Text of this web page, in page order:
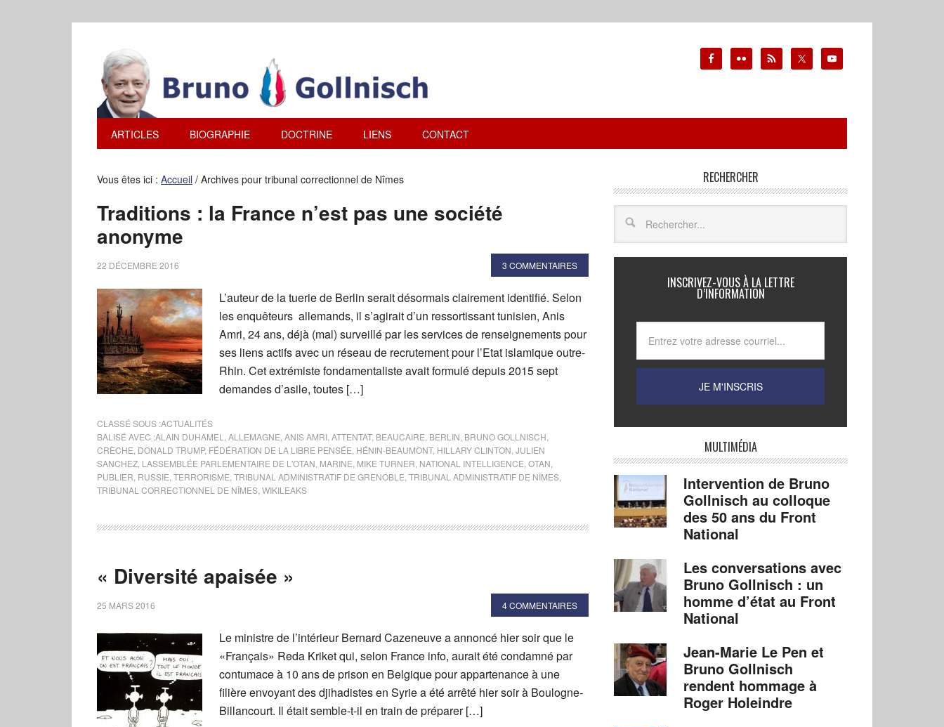
ARTICLES BIOGRAPHIE DOCTRINE LIENS CONTACT
Vous êtes ici : Accueil / Archives pour tribunal correctionnel de Nîmes
Traditions : la France n’est pas une société
anonyme
22 DÉCEMBRE 2016 3 COMMENTAIRES
L’auteur de la tuerie de Berlin serait désormais clairement identifié. Selon
les enquêteurs allemands, il s’agirait d’un ressortissant tunisien, Anis
Amri, 24 ans, déjà (mal) surveillé par les services de renseignements pour
ses liens actifs avec un réseau de recrutement pour l’Etat islamique outre-
Rhin. Cet extrémiste fondamentaliste avait formulé depuis 2015 sept
demandes d’asile, toutes […]
CLASSÉ SOUS :ACTUALITÉS
BALISÉ AVEC :ALAIN DUHAMEL ALLEMAGNE ANIS AMRI ATTENTAT, BEAUCAIRE BERLIN BRUNO GOLLNISCH
CRÈCHE DONALD TRUMP, FÉDÉRATION DE LA LIBRE PENSÉE HÉNIN-BEAUMONT, HILLARY CLINTON JULIEN
SANCHEZ LASSEMBLÉE PARLEMENTAIRE DE L'OTAN MARINE MIKE TURNER NATIONAL INTELLIGENCE OTAN
PUBLIER RUSSIE TERRORISME TRIBUNAL ADMINISTRATIF DE GRENOBLE TRIBUNAL ADMINISTRATIF DE NÎMES
TRIBUNAL CORRECTIONNEL DE NÎMES WIKILEAKS
« Diversité apaisée »
25 MARS 2016 4 COMMENTAIRES
Le ministre de l’intérieur Bernard Cazeneuve a annoncé hier soir que le
«Français» Reda Kriket qui, selon France info, aurait été condamné par
contumace à 10 ans de prison en Belgique pour appartenance à une
filière envoyant des djihadistes en Syrie a été arrêté hier soir à Boulogne-
Billancourt. Il était semble-t-il en train de préparer […]
RECHERCHER
INSCRIVEZ-VOUS À LA LETTRE
D’INFORMATION
MULTIMÉDIA
Intervention de Bruno
Gollnisch au colloque
des 50 ans du Front
National
Les conversations avec
Bruno Gollnisch : un
homme d’état au Front
National
Jean-Marie Le Pen et
Bruno Gollnisch
rendent hommage à
Roger Holeindre